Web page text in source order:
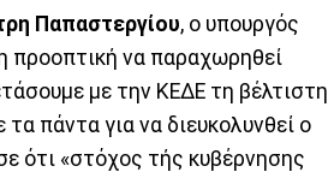
Παπαστεργίου, ο υπουργός
προοπτική να παραχωρηθεί
με την ΚΕΔΕ τη βέλτιστη
πάντα για να διευκολυνθεί ο
ότι «στόχος τής κυβέρνησης